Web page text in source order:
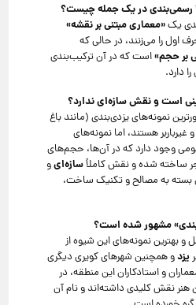
رسمی‌بندی در یک جمله چیست؟
یک«معماری مبتنی بر نقشه»
اول را می‌زنند، در حالی که
بر حجم»است که در آن ترکیب‌بندی
دارد.
است و نقش سازه‌ای ندارد؟
نمونه‌های یزدی‌بندی (مانند باغ
هستند، اما نمونه‌های
وجود دارد که در آن‌ها، حجم‌های
ساخته شده و نقش کاملاًسازه‌ایو
بسته به مصالح و تکنیک ساخت،
مشهور شده است؟
و بهترین نمونه‌های این شیوه از
یزدو همچنین شهرهای کویری دیگری
و استادکاران این منطقه، در
هنر نقش کلیدی داشته‌اند و نام آن